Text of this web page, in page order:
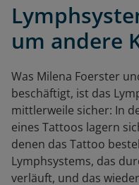
um andere
Was Milena Foerster
beschäftigt, ist das
mittlerweile sicher: In
eines Tattoos lagern
denen das Tattoo
Lymphsystems, das
verläuft, und das